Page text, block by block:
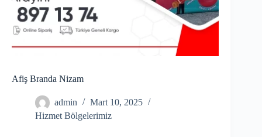
Afiş Branda Nizam
admin
Mart 10, 2025
Hizmet Bölgelerimiz